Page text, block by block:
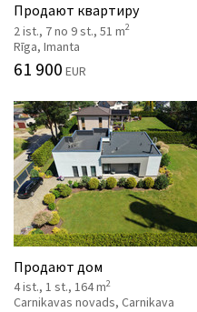
Продают квартиру
2 ist., 7 no 9 st., 51 m2
Rīga, Imanta
61 900 EUR
Продают дом
4 ist., 1 st., 164 m2
Carnikavas novads, Carnikava